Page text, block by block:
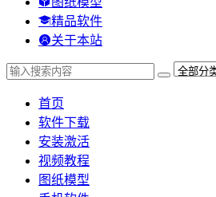
精品软件
关于本站
首页
软件下载
安装激活
视频教程
图纸模型